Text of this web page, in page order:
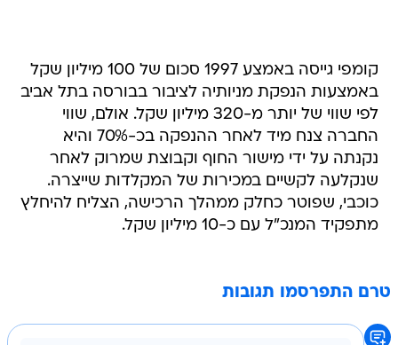
קומפי גייסה באמצע 1997 סכום של 100 מיליון שקל
באמצעות הנפקת מניותיה לציבור בבורסה בתל אביב
לפי שווי של יותר מ-320 מיליון שקל. אולם, שווי
החברה צנח מיד לאחר ההנפקה בכ-70% והיא
נקנתה על ידי מישור החוף וקבוצת שמרוק לאחר
שנקלעה לקשיים במכירות של המקלדות שייצרה.
כוכבי, שפוטר כחלק ממהלך הרכישה, הצליח להיחלץ
מתפקיד המנכ"ל עם כ-10 מיליון שקל.
טרם התפרסמו תגובות